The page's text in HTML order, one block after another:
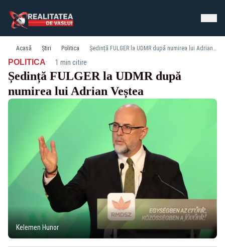
Acasă Știri Politica Ședință FULGER la UDMR după numirea lui Adrian Veștea
POLITICA· 1 min citire
Ședință FULGER la UDMR după
numirea lui Adrian Veștea
Kelemen Hunor